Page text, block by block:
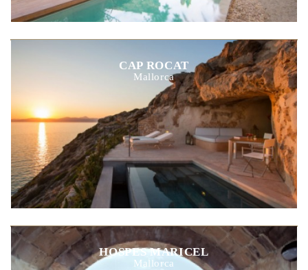
CAP ROCAT
Mallorca
HOSPES MARICEL
Mallorca